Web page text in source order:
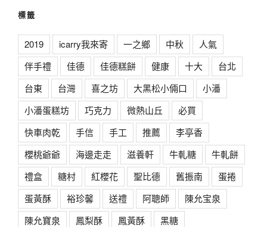
標籤
2019 icarry我來寄 一之鄉 中秋
人氣
伴手禮
佳德 佳德糕餅 健康 十大
台北
台東
台灣 喜之坊 大黑松小倆口
小潘
小潘蛋糕坊
巧克力 微熱山丘
必買
快車肉乾
手信 手工 推薦
李亭香
櫻桃爺爺
海邊走走 滋養軒 牛軋糖
牛軋餅
禮盒
糖村 紅櫻花 聖比德 舊振南
蛋捲
蛋黃酥
裕珍馨 送禮 阿聰師
陳允宝泉
陳允寶泉
鳳梨酥 鳳黃酥 黑糖